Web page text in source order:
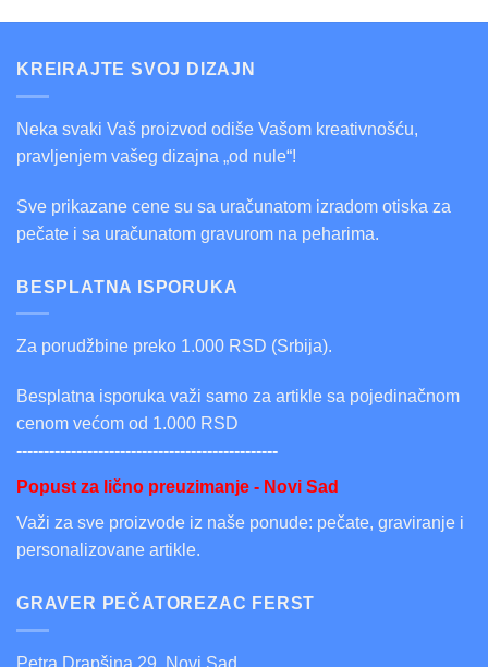
KREIRAJTE SVOJ DIZAJN
Neka svaki Vaš proizvod odiše Vašom kreativnošću,
pravljenjem vašeg dizajna „od nule“!
Sve prikazane cene su sa uračunatom izradom otiska za
pečate i sa uračunatom gravurom na peharima.
BESPLATNA ISPORUKA
Za porudžbine preko 1.000 RSD (Srbija).
Besplatna isporuka važi samo za artikle sa pojedinačnom
cenom većom od 1.000 RSD
------------------------------------------------
Popust za lično preuzimanje - Novi Sad
Važi za sve proizvode iz naše ponude: pečate, graviranje i
personalizovane artikle.
GRAVER PEČATOREZAC FERST
Petra Drapšina 29, Novi Sad